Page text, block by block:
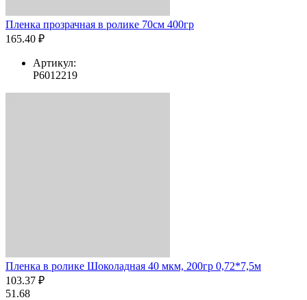
Пленка прозрачная в ролике 70см 400гр
165.40 ₽
Артикул:
Р6012219
Пленка в ролике Шоколадная 40 мкм, 200гр 0,72*7,5м
103.37 ₽
51.68